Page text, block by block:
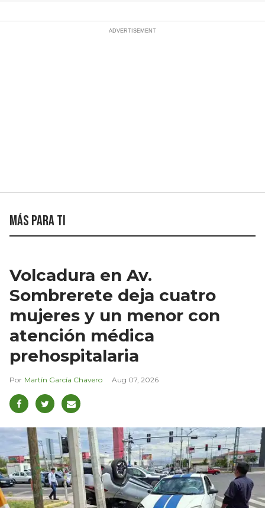
Más para ti
Volcadura en Av.
Sombrerete deja cuatro
mujeres y un menor con
atención médica
prehospitalaria
Martín García Chavero Aug 07, 2026